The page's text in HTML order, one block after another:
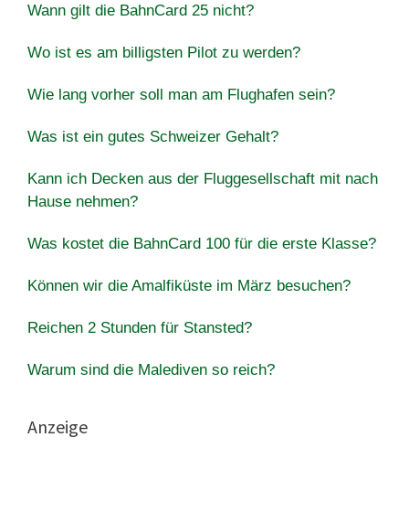
Wann gilt die BahnCard 25 nicht?
Wo ist es am billigsten Pilot zu werden?
Wie lang vorher soll man am Flughafen sein?
Was ist ein gutes Schweizer Gehalt?
Kann ich Decken aus der Fluggesellschaft mit nach
Hause nehmen?
Was kostet die BahnCard 100 für die erste Klasse?
Können wir die Amalfiküste im März besuchen?
Reichen 2 Stunden für Stansted?
Warum sind die Malediven so reich?
Anzeige